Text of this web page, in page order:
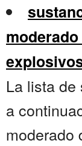
La lista
a
moderado